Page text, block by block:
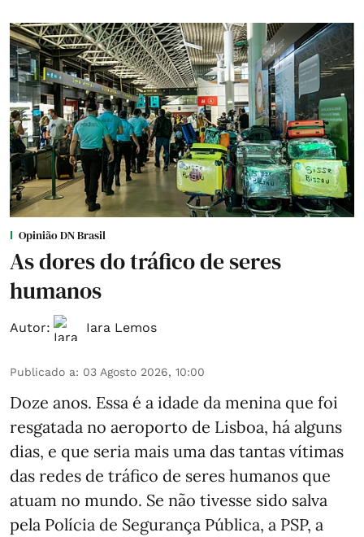
Opinião DN Brasil
As dores do tráfico de seres
humanos
Autor: Iara Lemos
Publicado a: 03 Agosto 2026, 10:00
Doze anos. Essa é a idade da menina que foi
resgatada no aeroporto de Lisboa, há alguns
dias, e que seria mais uma das tantas vítimas
das redes de tráfico de seres humanos que
atuam no mundo. Se não tivesse sido salva
pela Polícia de Segurança Pública, a PSP, a